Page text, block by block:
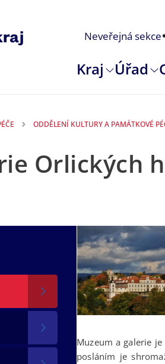
Neveřejná sekce
Kraj Úřad
ODDĚLENÍ KULTURY A PAMÁTKOVÉ
Orlických
Muzeum a galerie
posláním je